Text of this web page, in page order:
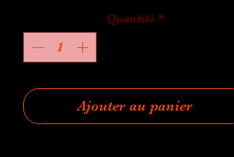
Quantité *
Ajouter au panier